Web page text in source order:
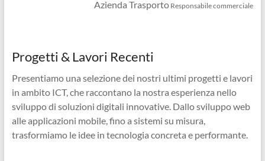
Azienda Trasporto Responsabile commerciale
Progetti & Lavori Recenti
Presentiamo una selezione dei nostri ultimi progetti e lavori
in ambito ICT, che raccontano la nostra esperienza nello
sviluppo di soluzioni digitali innovative. Dallo sviluppo web
alle applicazioni mobile, fino a sistemi su misura,
trasformiamo le idee in tecnologia concreta e performante.